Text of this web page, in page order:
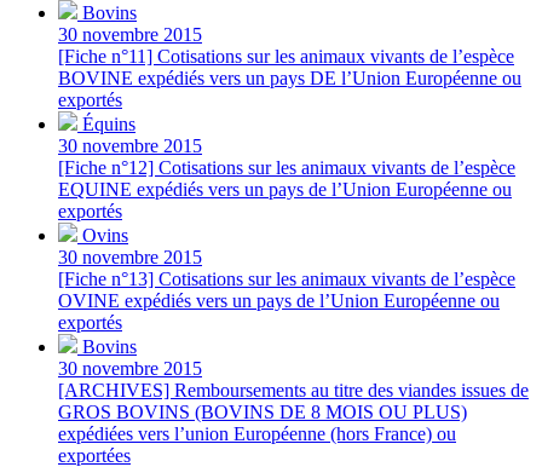
Bovins
30 novembre 2015
[Fiche n°11] Cotisations sur les animaux vivants de l’espèce
BOVINE expédiés vers un pays DE l’Union Européenne ou
exportés
Équins
30 novembre 2015
[Fiche n°12] Cotisations sur les animaux vivants de l’espèce
EQUINE expédiés vers un pays de l’Union Européenne ou
exportés
Ovins
30 novembre 2015
[Fiche n°13] Cotisations sur les animaux vivants de l’espèce
OVINE expédiés vers un pays de l’Union Européenne ou
exportés
Bovins
30 novembre 2015
[ARCHIVES] Remboursements au titre des viandes issues de
GROS BOVINS (BOVINS DE 8 MOIS OU PLUS)
expédiées vers l’union Européenne (hors France) ou
exportées